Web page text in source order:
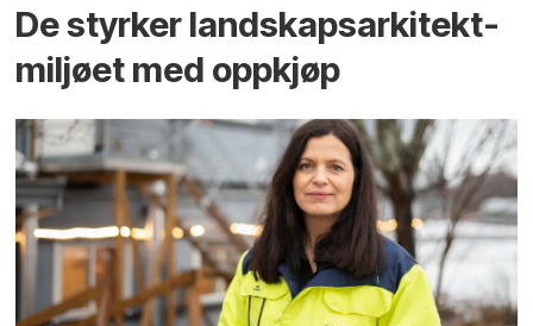
De styrker landskaps­arkitekt­
miljøet med oppkjøp